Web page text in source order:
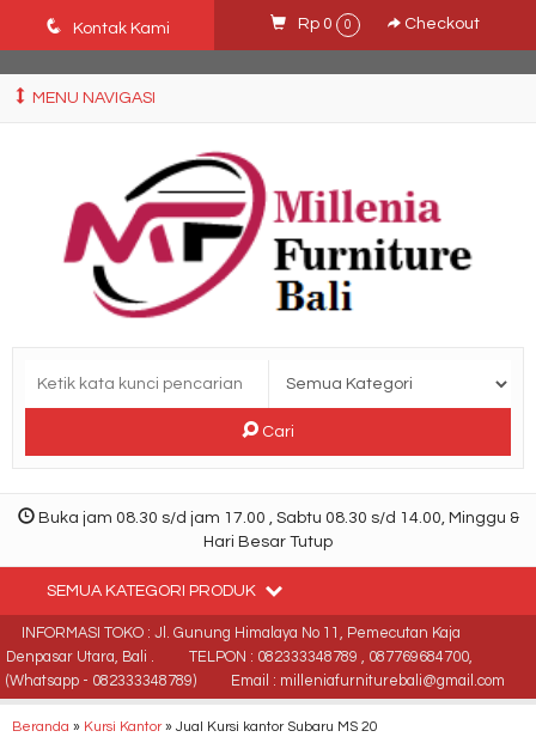
Ffn26mCseQzwzJTw3smpNE8Nti1cAw6hYZWaSDjvoqs
q Kontak Kami Rp 0 0 Checkout
MENU NAVIGASI
Cari
Buka jam 08.30 s/d jam 17.00 , Sabtu 08.30 s/d 14.00, Minggu &
Hari Besar Tutup
SEMUA KATEGORI PRODUK
INFORMASI TOKO : Jl. Gunung Himalaya No 11, Pemecutan Kaja
Denpasar Utara, Bali .
TELPON : 082333348789 , 087769684700,
(Whatsapp - 082333348789)
Email : milleniafurniturebali@gmail.com
Beranda » Kursi Kantor» Jual Kursi kantor Subaru MS 20